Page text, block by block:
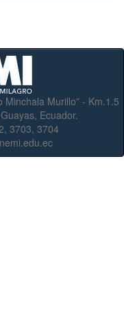
Minchala Murillo” - Km.1.5
Ecuador.
3703, 3704